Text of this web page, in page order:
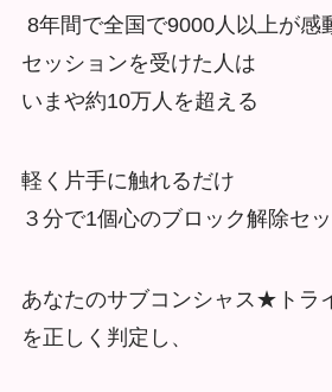
8年間で全国で9000人以上が感
セッションを受けた人は
いまや約10万人を超える
軽く片手に触れるだけ
３分で1個心のブロック解除セッ
あなたのサブコンシャス★トラ
を正しく判定し、